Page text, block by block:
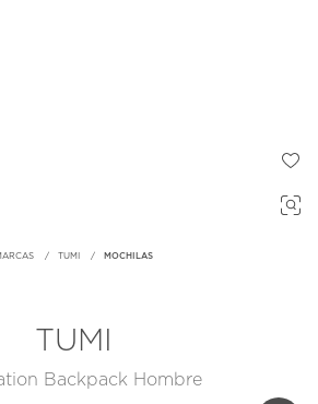
TUMI MOCHILAS
TUMI
Backpack Hombre